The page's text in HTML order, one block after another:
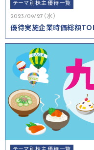
テーマ別株主優待一覧
2023/09/27（水）
優待実施企業時価総額